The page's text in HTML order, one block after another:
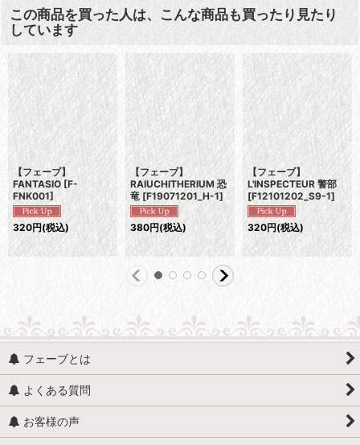
この商品を買った人は、こんな商品も買ったり見たり
しています
【フェーブ】
FANTASIO [F-
FNK001]
320円(税込)
【フェーブ】
RAIUCHITHERIUM 恐
竜 [F19071201_H-1]
380円(税込)
【フェーブ】
L'INSPECTEUR 警部
[F12101202_S9-1]
320円(税込)
フェーブとは
よくある質問
お客様の声